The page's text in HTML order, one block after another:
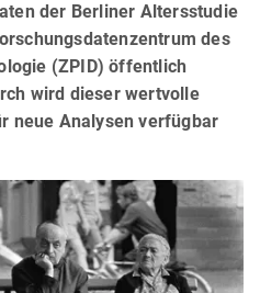
der Berliner Altersstudie
des
(ZPID) öffentlich
wird dieser wertvolle
neue Analysen verfügbar